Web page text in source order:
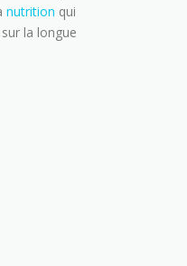
nutrition qui
la longue